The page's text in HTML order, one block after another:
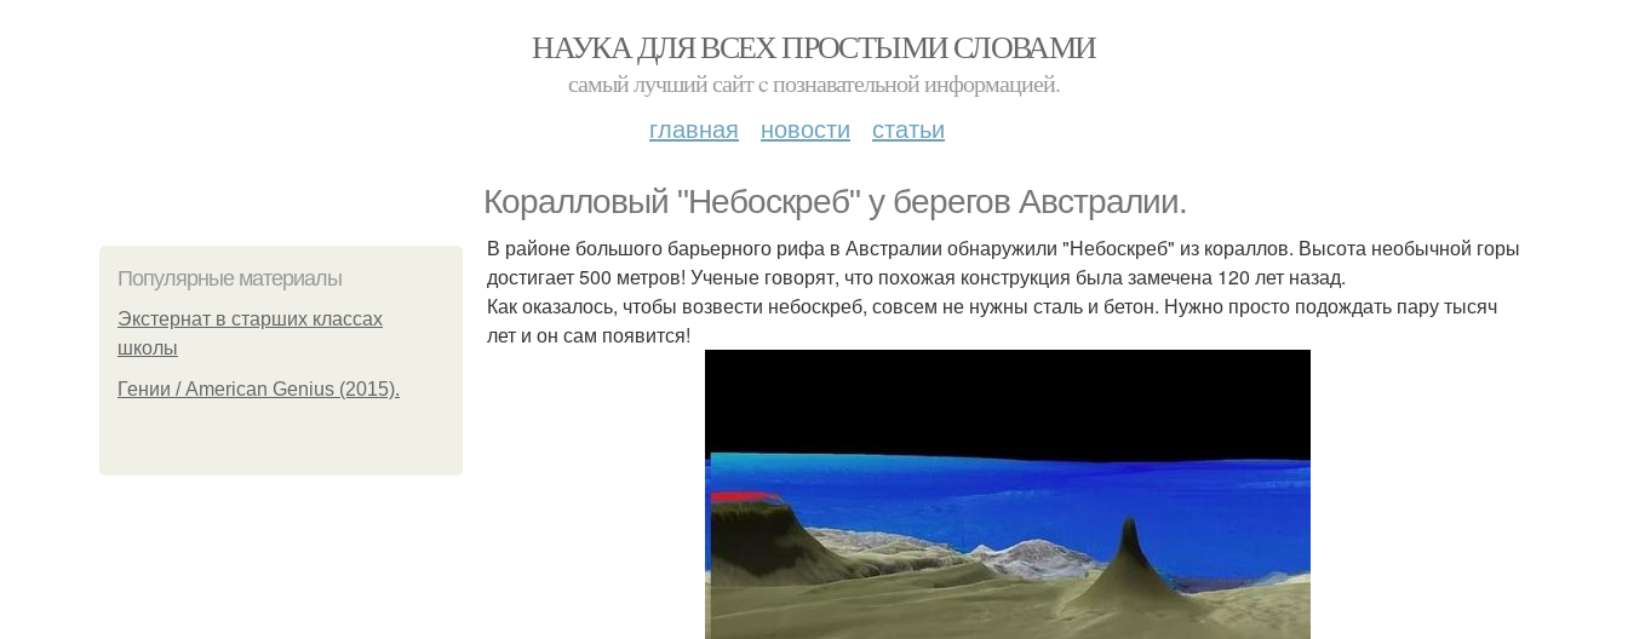
НАУКА ДЛЯ ВСЕХ ПРОСТЫМИ СЛОВАМИ
самый лучший сайт c познавательной информацией.
главная новости статьи
Коралловый "Небоскреб" у берегов Австралии.
Популярные материалы
Экстернат в старших классах
школы
Гении / American Genius (2015).
В районе большого барьерного рифа в Австралии обнаружили "Небоскреб" из кораллов. Высота необычной горы
достигает 500 метров! Ученые говорят, что похожая конструкция была замечена 120 лет назад.
Как оказалось, чтобы возвести небоскреб, совсем не нужны сталь и бетон. Нужно просто подождать пару тысяч
лет и он сам появится!